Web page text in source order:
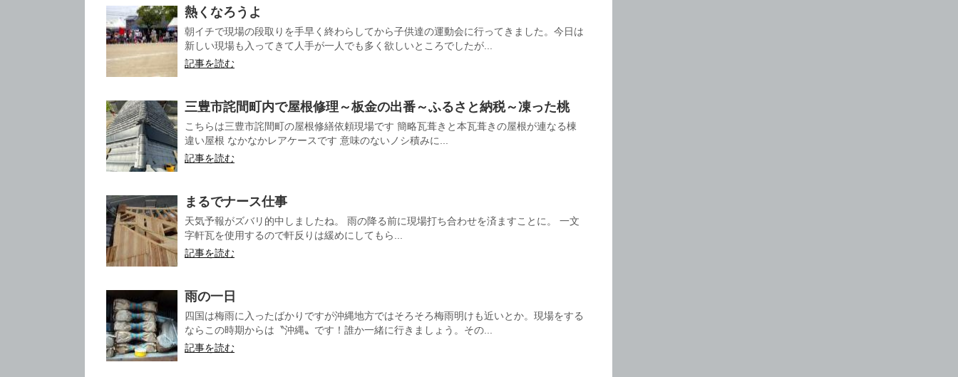
熱くなろうよ
朝イチで現場の段取りを手早く終わらしてから子供達の運動会に行ってきました。今日は
新しい現場も入ってきて人手が一人でも多く欲しいところでしたが...
記事を読む
三豊市詫間町内で屋根修理～板金の出番～ふるさと納税～凍った桃
こちらは三豊市詫間町の屋根修繕依頼現場です 簡略瓦葺きと本瓦葺きの屋根が連なる棟
違い屋根 なかなかレアケースです 意味のないノシ積みに...
記事を読む
まるでナース仕事
天気予報がズバリ的中しましたね。 雨の降る前に現場打ち合わせを済ますことに。 一文
字軒瓦を使用するので軒反りは緩めにしてもら...
記事を読む
雨の一日
四国は梅雨に入ったばかりですが沖縄地方ではそろそろ梅雨明けも近いとか。現場をする
ならこの時期からは〝沖縄〟です！誰か一緒に行きましょう。その...
記事を読む